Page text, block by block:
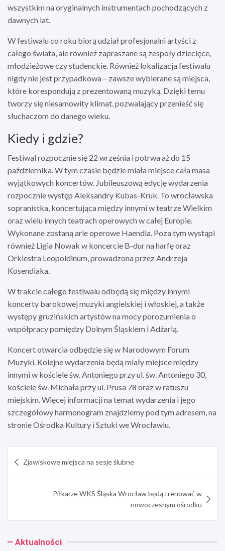
wszystkim na oryginalnych instrumentach pochodzących z
dawnych lat.
W festiwalu co roku biorą udział profesjonalni artyści z
całego świata, ale również zapraszane są zespoły dziecięce,
młodzieżowe czy studenckie. Również lokalizacja festiwalu
nigdy nie jest przypadkowa – zawsze wybierane są miejsca,
które korespondują z prezentowaną muzyką. Dzięki temu
tworzy się niesamowity klimat, pozwalający przenieść się
słuchaczom do danego wieku.
Kiedy i gdzie?
Festiwal rozpocznie się 22 września i potrwa aż do 15
października. W tym czasie będzie miała miejsce cała masa
wyjątkowych koncertów. Jubileuszową edycję wydarzenia
rozpocznie występ Aleksandry Kubas-Kruk. To wrocławska
sopranistka, koncertująca między innymi w teatrze Wielkim
oraz wielu innych teatrach operowych w całej Europie.
Wykonane zostaną arie operowe Haendla. Poza tym wystąpi
również Ligia Nowak w koncercie B-dur na harfę oraz
Orkiestra Leopoldinum, prowadzona przez Andrzeja
Kosendiaka.
W trakcie całego festiwalu odbędą się między innymi
koncerty barokowej muzyki angielskiej i włoskiej, a także
występy gruzińskich artystów na mocy porozumienia o
współpracy pomiędzy Dolnym Śląskiem i Adżarią.
Koncert otwarcia odbędzie się w Narodowym Forum
Muzyki. Kolejne wydarzenia będą miały miejsce między
innymi w kościele św. Antoniego przy ul. św. Antoniego 30,
kościele św. Michała przy ul. Prusa 78 oraz w ratuszu
miejskim. Więcej informacji na temat wydarzenia i jego
szczegółowy harmonogram znajdziemy pod tym adresem, na
stronie Ośrodka Kultury i Sztuki we Wrocławiu.
wpisu
Zjawiskowe miejsca na sesje ślubne
Piłkarze WKS Śląska Wrocław będą trenować w
nowoczesnym ośrodku
Aktualności